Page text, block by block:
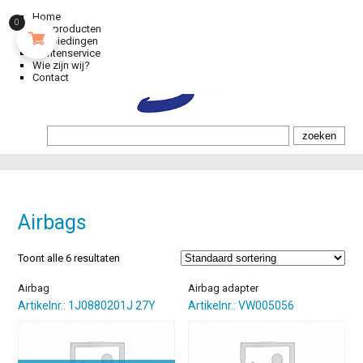
Home
Alle producten
Aanbiedingen
Klantenservice
Wie zijn wij?
Contact
Airbags
Toont alle 6 resultaten
Airbag
Artikelnr.: 1J0880201J 27Y
Airbag adapter
Artikelnr.: VW005056
0